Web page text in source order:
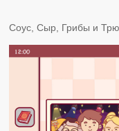
Соус, Сыр, Грибы и